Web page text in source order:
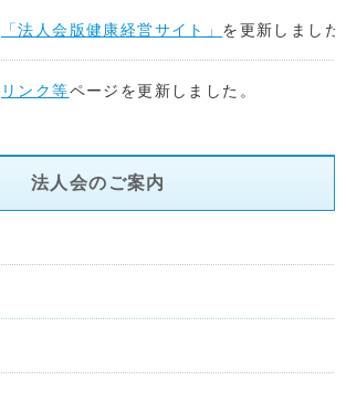
「法人会版健康経営サイト」 を更新しました
リンク等ページを更新しました。
リンク等ページを更新しました。
リンク等ページを更新しました。
法人会のご案内